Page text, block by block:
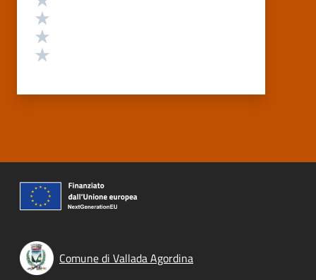
Comune di Vallada Agordina